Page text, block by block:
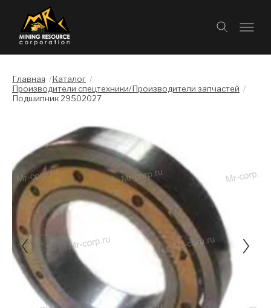
Главная /Каталог /
Производители спецтехники/Производители запчастей /
Подшипник 29502027